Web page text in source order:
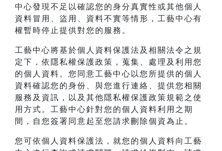
中心發現不足以確認您的身分真實性或其他個人
資料冒用、盜用、資料不實等情形，工藝中心有
權暫時停止提供對您的服務。
工藝中心將基於個人資料保護法及相關法令之規
定下，依隱私權保護政策，蒐集、處理及利用您
的個人資料。您同意工藝中心以您所提供的個人
資料確認您的身份、與您進行連絡、提供您相關
服務及資訊，以及其他隱私權保護政策規範之使
用方式。工藝中心針對您的個人資料利用之期
間，自您簽署同意起至您請求刪除個資為止。
您可依個人資料保護法，就您的個人資料向工藝